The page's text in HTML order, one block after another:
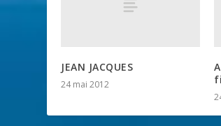
JEAN JACQUES
24 mai 2012